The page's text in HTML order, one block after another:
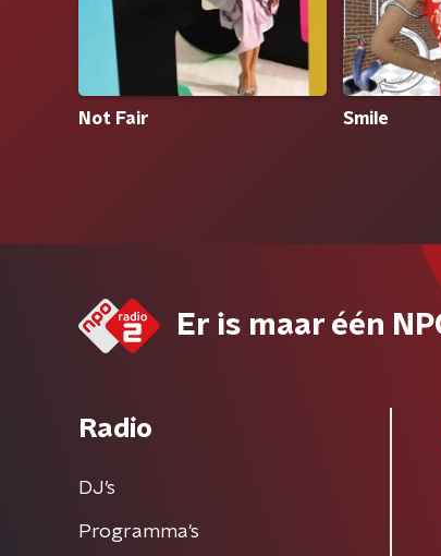
Not Fair Smile
Er is maar één
Radio
DJ’s
Programma's